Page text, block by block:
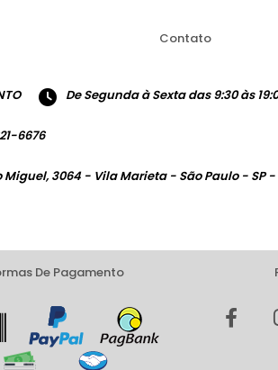
Contato
De Segunda à Sexta das 9:30 às
6676
Miguel, 3064 - Vila Marieta - São Paulo - SP -
De Pagamento